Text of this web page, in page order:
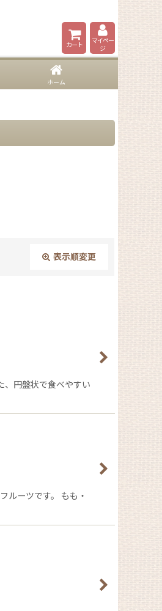
カート
マイペー
ジ
ホーム
表示順変更
、円盤状で食べやすい
ルーツです。 もも・